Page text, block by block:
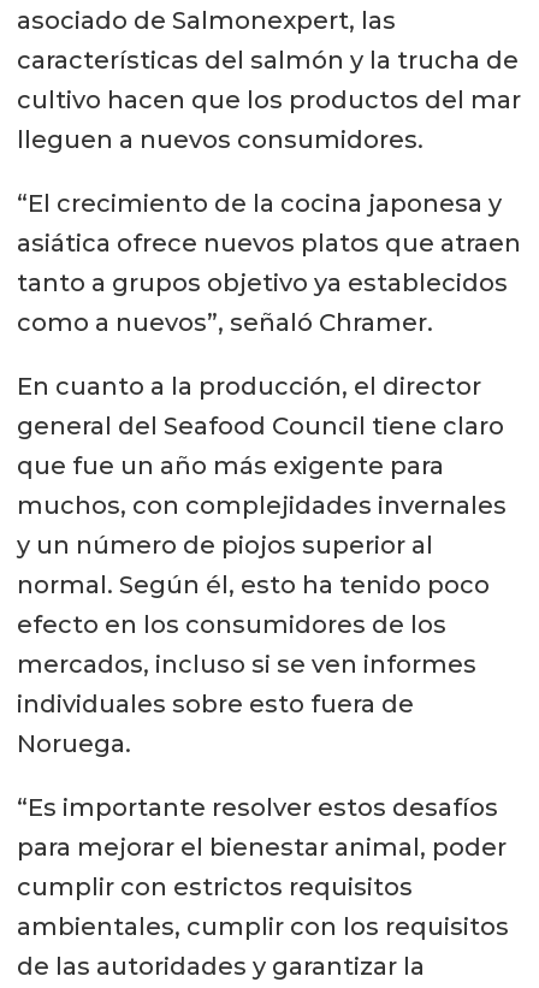
asociado de Salmonexpert, las
características del salmón y la trucha de
cultivo hacen que los productos del mar
lleguen a nuevos consumidores.
“El crecimiento de la cocina japonesa y
asiática ofrece nuevos platos que atraen
tanto a grupos objetivo ya establecidos
como a nuevos”, señaló Chramer.
En cuanto a la producción, el director
general del Seafood Council tiene claro
que fue un año más exigente para
muchos, con complejidades invernales
y un número de piojos superior al
normal. Según él, esto ha tenido poco
efecto en los consumidores de los
mercados, incluso si se ven informes
individuales sobre esto fuera de
Noruega.
“Es importante resolver estos desafíos
para mejorar el bienestar animal, poder
cumplir con estrictos requisitos
ambientales, cumplir con los requisitos
de las autoridades y garantizar la